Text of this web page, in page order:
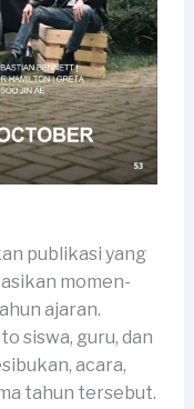
publikasi yang
momen-
ajaran.
siswa, guru, dan
acara,
tahun tersebut.